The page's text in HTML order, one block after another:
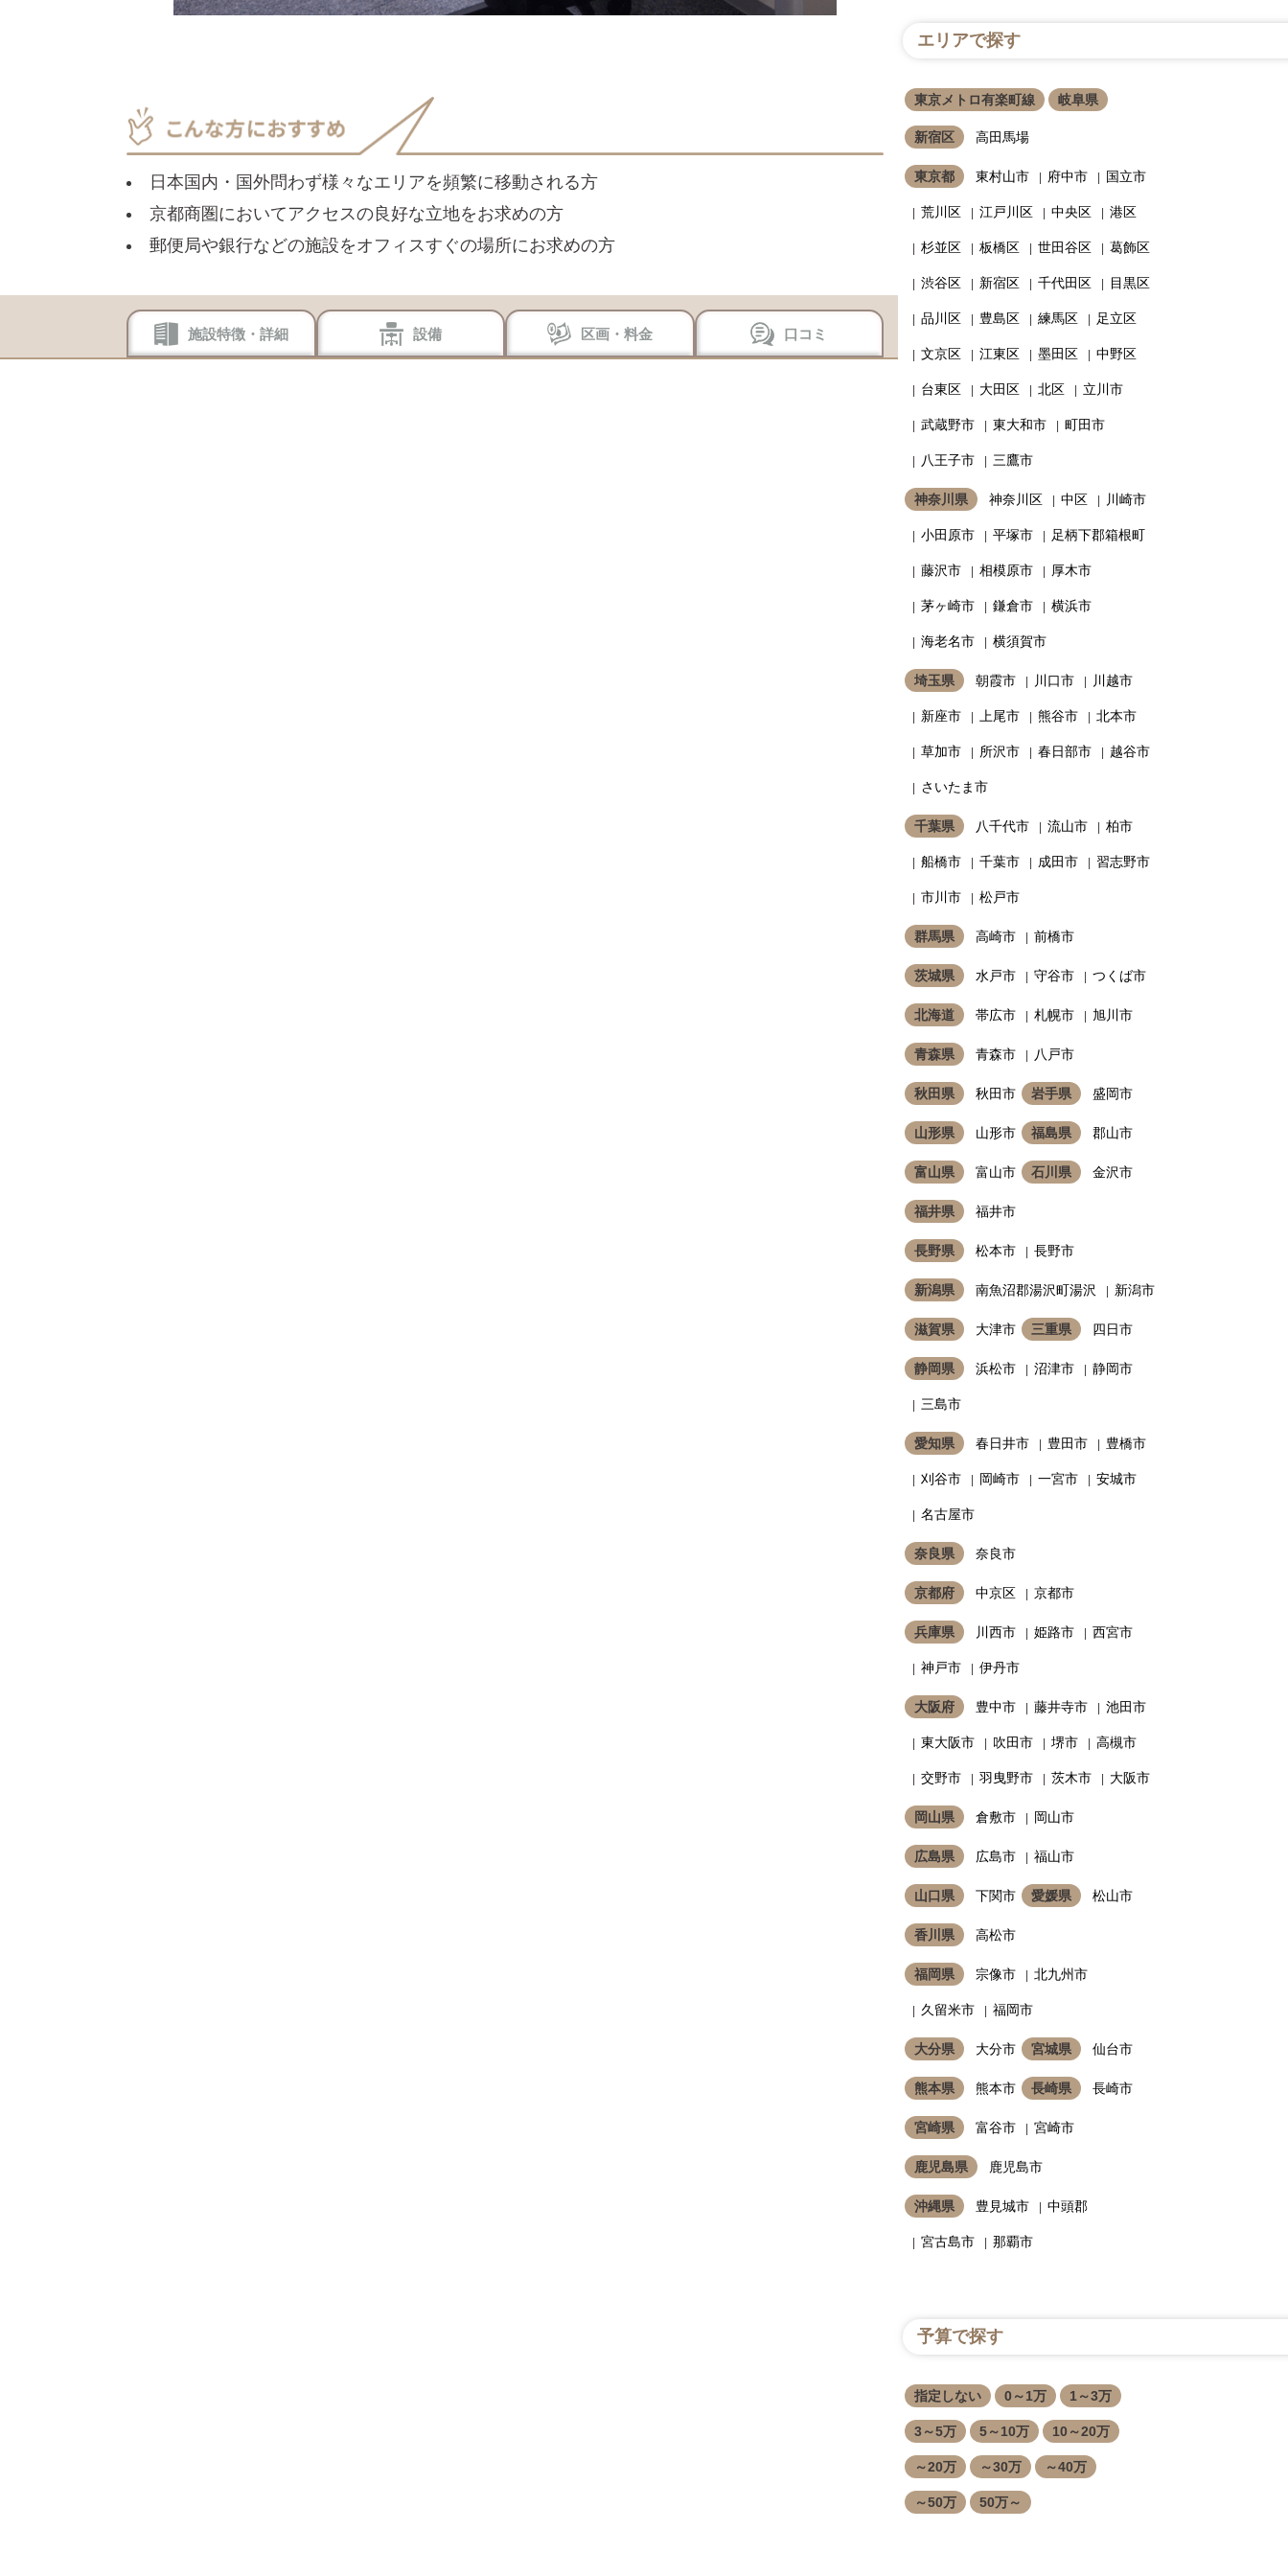
日本国内・国外問わず様々なエリアを頻繁に移動される方
京都商圏においてアクセスの良好な立地をお求めの方
郵便局や銀行などの施設をオフィスすぐの場所にお求めの方
施設特徴・詳細 設備 区画・料金 口コミ
エリアで探す
東京メトロ有楽町線 岐阜県
新宿区 高田馬場
東京都 東村山市 府中市 国立市
荒川区 江戸川区 中央区 港区
杉並区 板橋区 世田谷区 葛飾区
渋谷区 新宿区 千代田区 目黒区
品川区 豊島区 練馬区 足立区
文京区 江東区 墨田区 中野区
台東区 大田区 北区 立川市
武蔵野市 東大和市 町田市
八王子市 三鷹市
神奈川県 神奈川区 中区 川崎市
小田原市 平塚市 足柄下郡箱根町
藤沢市 相模原市 厚木市
茅ヶ崎市 鎌倉市 横浜市
海老名市 横須賀市
埼玉県 朝霞市 川口市 川越市
新座市 上尾市 熊谷市 北本市
草加市 所沢市 春日部市 越谷市
さいたま市
千葉県 八千代市 流山市 柏市
船橋市 千葉市 成田市 習志野市
市川市 松戸市
群馬県 高崎市 前橋市
茨城県 水戸市 守谷市 つくば市
北海道 帯広市 札幌市 旭川市
青森県 青森市 八戸市
秋田県 秋田市 岩手県 盛岡市
山形県 山形市 福島県 郡山市
富山県 富山市 石川県 金沢市
福井県 福井市
長野県 松本市 長野市
新潟県 南魚沼郡湯沢町湯沢 新潟市
滋賀県 大津市 三重県 四日市
静岡県 浜松市 沼津市 静岡市
三島市
愛知県 春日井市 豊田市 豊橋市
刈谷市 岡崎市 一宮市 安城市
名古屋市
奈良県 奈良市
京都府 中京区 京都市
兵庫県 川西市 姫路市 西宮市
神戸市 伊丹市
大阪府 豊中市 藤井寺市 池田市
東大阪市 吹田市 堺市 高槻市
交野市 羽曳野市 茨木市 大阪市
岡山県 倉敷市 岡山市
広島県 広島市 福山市
山口県 下関市 愛媛県 松山市
香川県 高松市
福岡県 宗像市 北九州市
久留米市 福岡市
大分県 大分市 宮城県 仙台市
熊本県 熊本市 長崎県 長崎市
宮崎県 富谷市 宮崎市
鹿児島県 鹿児島市
沖縄県 豊見城市 中頭郡
宮古島市 那覇市
予算で探す
指定しない 0～1万 1～3万
3～5万 5～10万 10～20万
～20万 ～30万 ～40万
～50万 50万～